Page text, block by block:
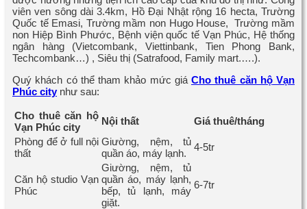
viên ven sông dài 3.4km, Hồ Đại Nhật rộng 16 hecta, Trường
Quốc tế Emasi, Trường mầm non Hugo House, Trường mầm
non Hiệp Bình Phước, Bệnh viện quốc tế Vạn Phúc, Hệ thống
ngân hàng (Vietcombank, Viettinbank, Tien Phong Bank,
Techcombank…) , Siêu thị (Satrafood, Family mart.….).
Quý khách có thể tham khảo mức giá Cho thuê căn hộVạn
Phúc city như sau:
Cho thuê căn hộ
Vạn Phúc city
Nội thất
Giá thuê/tháng
Phòng để ở full nội
thất
Giường, nệm, tủ
quần áo, máy lạnh.
4-5tr
Căn hộ studio Vạn
Phúc
Giường, nệm, tủ
quần áo, máy lạnh,
bếp, tủ lạnh, máy
giặt.
6-7tr